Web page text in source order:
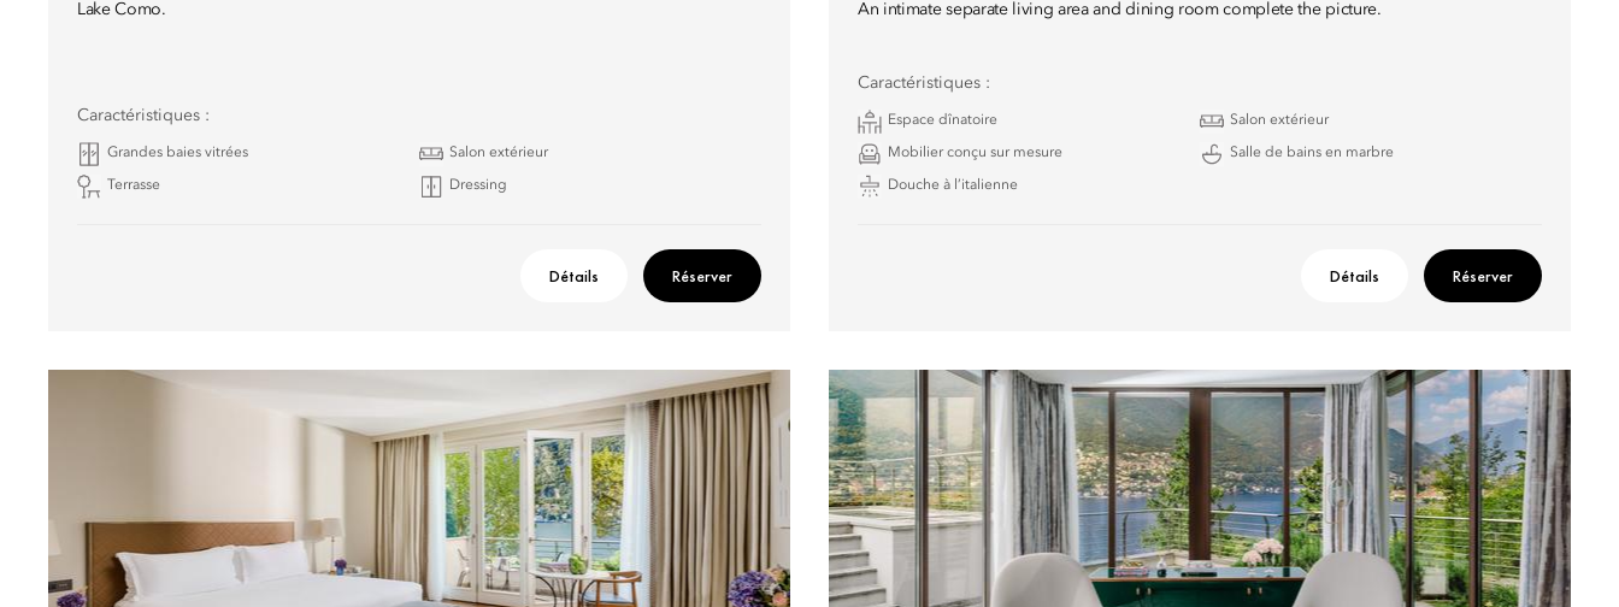
Lake Como.
Caractéristiques :
Grandes baies vitrées Salon extérieur
Terrasse Dressing
Détails Réserver
An intimate separate living area and dining room complete the picture.
Caractéristiques :
Espace dînatoire Salon extérieur
Mobilier conçu sur mesure Salle de bains en marbre
Douche à l’italienne
Détails Réserver